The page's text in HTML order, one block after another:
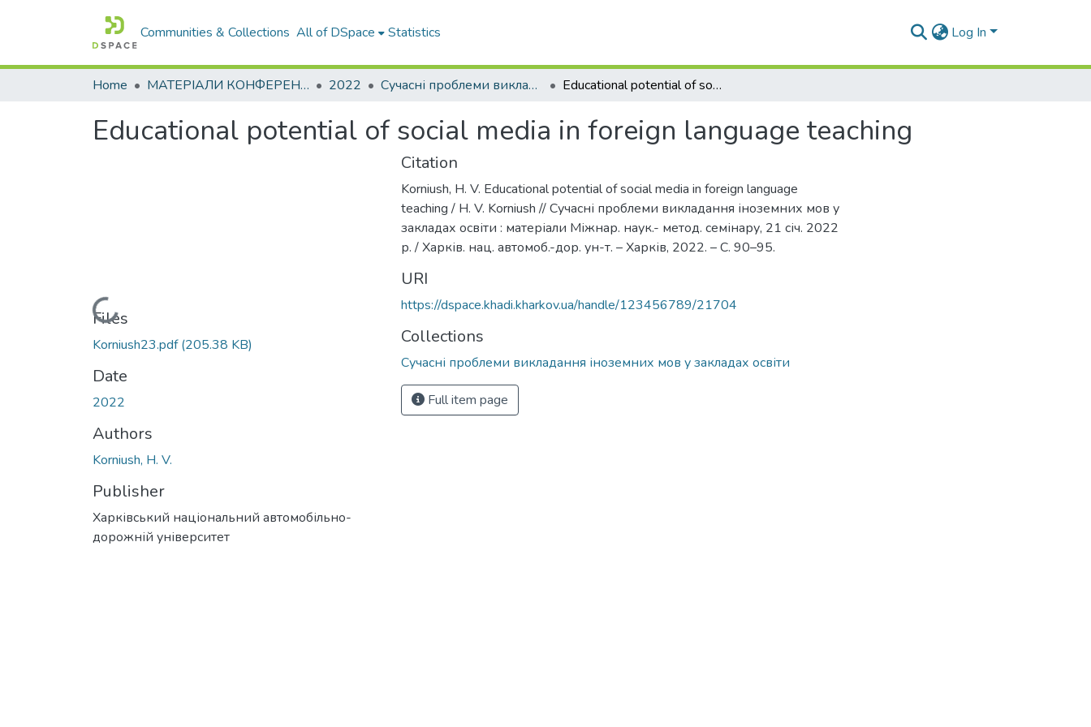
Communities & Collections All of DSpace Statistics Log In
Home МАТЕРІАЛИ КОНФЕРЕНЦІЙ 2022 Сучасні проблеми викладання іноземних мов у закладах освіти Educational potential of social media in foreign language teaching
Educational potential of social media in foreign language teaching
Loading...
Files
Korniush23.pdf(205.38 KB)
Date
2022
Authors
Korniush, H. V.
Publisher
Харківський національний автомобільно-
дорожній університет
Citation
Korniush, H. V. Educational potential of social media in foreign language
teaching / H. V. Korniush // Сучасні проблеми викладання іноземних мов у
закладах освіти : матеріали Міжнар. наук.- метод. семінару, 21 січ. 2022
р. / Харків. нац. автомоб.-дор. ун-т. – Харків, 2022. – С. 90–95.
URI
https://dspace.khadi.kharkov.ua/handle/123456789/21704
Collections
Сучасні проблеми викладання іноземних мов у закладах освіти
Full item page